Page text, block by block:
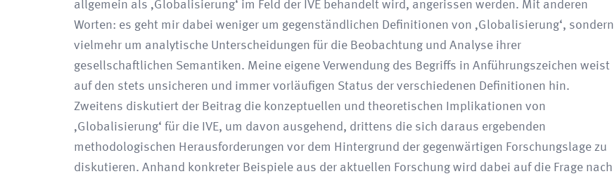
allgemein als ‚Globalisierung‘ im Feld der IVE behandelt wird, angerissen werden. Mit anderen
Worten: es geht mir dabei weniger um gegenständlichen Definitionen von ‚Globalisierung‘, sondern
vielmehr um analytische Unterscheidungen für die Beobachtung und Analyse ihrer
gesellschaftlichen Semantiken. Meine eigene Verwendung des Begriffs in Anführungszeichen weist
auf den stets unsicheren und immer vorläufigen Status der verschiedenen Definitionen hin.
Zweitens diskutiert der Beitrag die konzeptuellen und theoretischen Implikationen von
‚Globalisierung‘ für die IVE, um davon ausgehend, drittens die sich daraus ergebenden
methodologischen Herausforderungen vor dem Hintergrund der gegenwärtigen Forschungslage zu
diskutieren. Anhand konkreter Beispiele aus der aktuellen Forschung wird dabei auf die Frage nach